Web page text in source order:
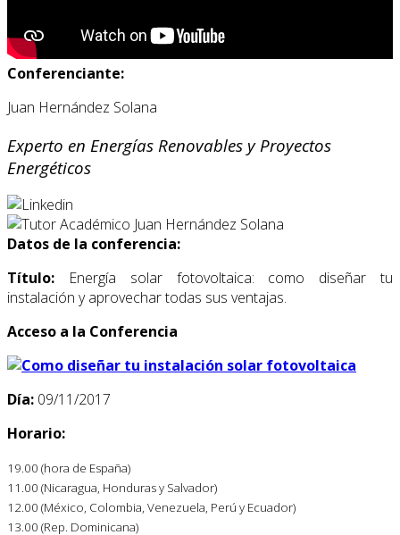
Conferenciante:
Juan Hernández Solana
Experto en Energías Renovables y Proyectos
Energéticos
Datos de la conferencia:
Título: Energía solar fotovoltaica: como diseñar tu
instalación y aprovechar todas sus ventajas.
Acceso a la Conferencia
Día: 09/11/2017
Horario:
19.00 (hora de España)
11.00 (Nicaragua, Honduras y Salvador)
12.00 (México, Colombia, Venezuela, Perú y Ecuador)
13.00 (Rep. Dominicana)